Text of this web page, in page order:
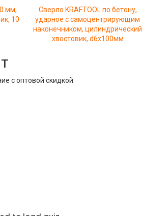
мм,
10
Сверло KRAFTOOL по бетону,
ударное с самоцентрирующим
наконечником, цилиндрический
хвостовик, d6х100мм
с оптовой скидкой